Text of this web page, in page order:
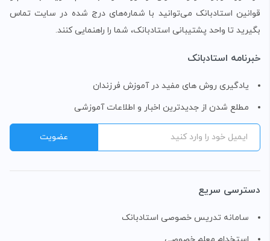
قوانین استادبانک می‌توانید با شماره‌های درج شده در سایت تماس
بگیرید تا واحد پشتیبانی استادبانک، شما را راهنمایی کنند.
خبرنامه استادبانک
یادگیری روش های مفید در آموزش فرزندان
مطلع شدن از جدیدترین اخبار و اطلاعات آموزشی
دسترسی سریع
سامانه تدریس خصوصی استادبانک